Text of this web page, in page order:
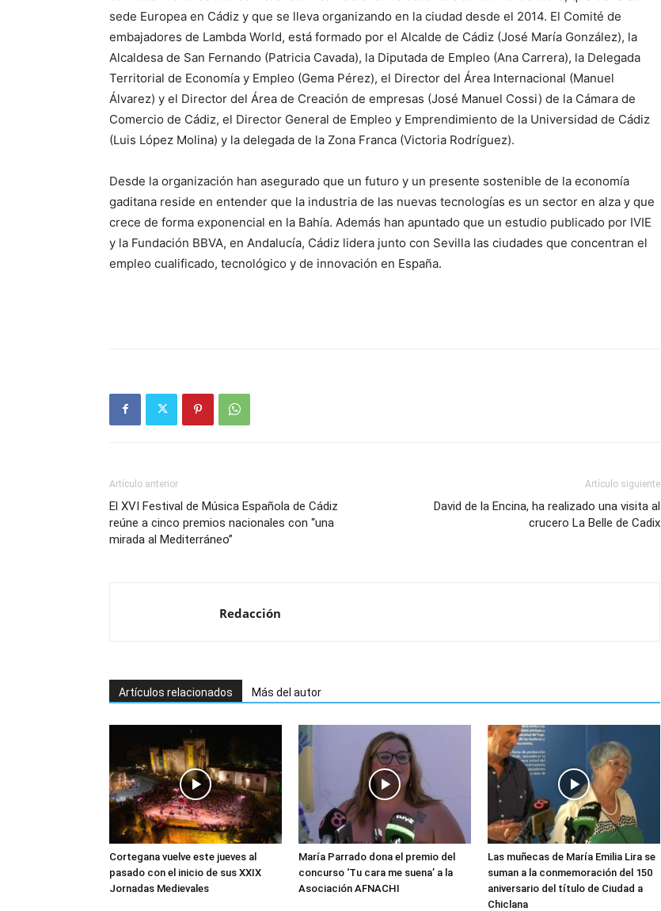
sede Europea en Cádiz y que se lleva organizando en la ciudad desde el 2014. El Comité de
embajadores de Lambda World, está formado por el Alcalde de Cádiz (José María González), la
Alcaldesa de San Fernando (Patricia Cavada), la Diputada de Empleo (Ana Carrera), la Delegada
Territorial de Economía y Empleo (Gema Pérez), el Director del Área Internacional (Manuel
Álvarez) y el Director del Área de Creación de empresas (José Manuel Cossi) de la Cámara de
Comercio de Cádiz, el Director General de Empleo y Emprendimiento de la Universidad de Cádiz
(Luis López Molina) y la delegada de la Zona Franca (Victoria Rodríguez).
Desde la organización han asegurado que un futuro y un presente sostenible de la economía
gaditana reside en entender que la industria de las nuevas tecnologías es un sector en alza y que
crece de forma exponencial en la Bahía. Además han apuntado que un estudio publicado por IVIE
y la Fundación BBVA, en Andalucía, Cádiz lidera junto con Sevilla las ciudades que concentran el
empleo cualificado, tecnológico y de innovación en España.
Artículo anterior
El XVI Festival de Música Española de Cádiz
reúne a cinco premios nacionales con “una
mirada al Mediterráneo”
Artículo siguiente
David de la Encina, ha realizado una visita al
crucero La Belle de Cadix
Redacción
Artículos relacionados Más del autor
Cortegana vuelve este jueves al
pasado con el inicio de sus XXIX
Jornadas Medievales
María Parrado dona el premio del
concurso ‘Tu cara me suena’ a la
Asociación AFNACHI
Las muñecas de María Emilia Lira se
suman a la conmemoración del 150
aniversario del título de Ciudad a
Chiclana